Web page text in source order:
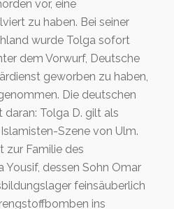
vor, eine
zu haben. Bei seiner
wurde Tolga sofort
dem Vorwurf, Deutsche
geworben zu haben,
Die deutschen
Tolga D. gilt als
Szene von Ulm.
zur Familie des
Yousif, dessen Sohn Omar
feinsäuberlich
ins